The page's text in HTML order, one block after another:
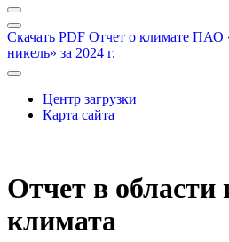
Скачать PDF Отчет о климате
никель» за 2024 г.
Центр загрузки
Карта сайта
Отчет в области
климата